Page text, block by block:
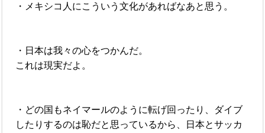
・メキシコ人にこういう文化があればなあと思う。
・日本は我々の心をつかんだ。
これは現実だよ。
・どの国もネイマールのように転げ回ったり、ダイブ
したりするのは恥だと思っているから、日本とサッカ